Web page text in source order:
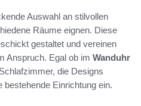
Auswahl an stilvollen
Räume eignen. Diese
gestaltet und vereinen
Anspruch. Egal ob im Wanduhr
die Designs
Einrichtung ein.